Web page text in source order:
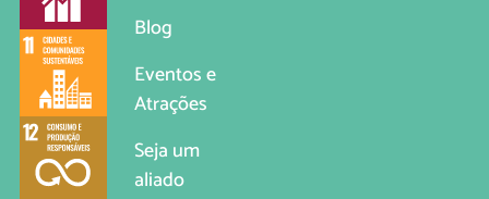
Blog
Eventos e
Atrações
Seja um
aliado